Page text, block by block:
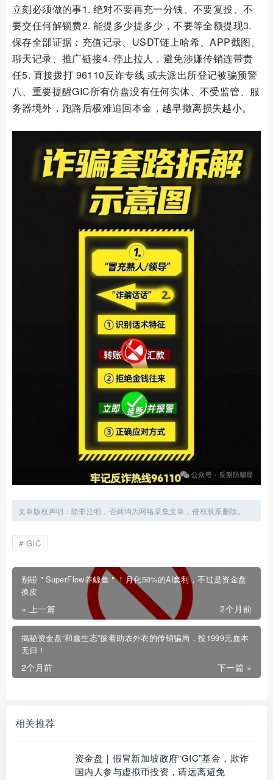
立刻必须做的事1. 绝对不要再充一分钱、不要复投、不
要交任何解锁费2. 能提多少提多少，不要等全额提现3.
保存全部证据：充值记录、USDT链上哈希、APP截图、
聊天记录、推广链接4. 停止拉人，避免涉嫌传销连带责
任5. 直接拨打 96110反诈专线 或去派出所登记被骗预警
八、重要提醒GIC所有仿盘没有任何实体、不受监管、服
务器境外，跑路后极难追回本金，越早撤离损失越小。
文章版权声明：除非注明，否则均为网络采集文章，侵权联系删除。
GIC
别碰＂SuperFlow养鲸鱼＂！月化50%的AI套利，不过是资金盘
换皮
« 上一篇 2个月前
揭秘资金盘“和鑫生态”披着助农外衣的传销骗局，投1999元血本
无归！
下一篇 »
2个月前
相关推荐
资金盘｜假冒新加坡政府“GIC”基金，欺诈
国内人参与虚拟币投资，请远离避免